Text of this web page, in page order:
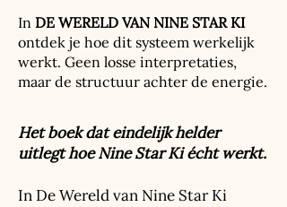
In DE WERELD VAN NINE STAR KI
ontdek je hoe dit systeem werkelijk
werkt. Geen losse interpretaties,
maar de structuur achter de energie.
Het boek dat eindelijk helder
uitlegt hoe Nine Star Ki écht werkt.
In De Wereld van Nine Star Ki